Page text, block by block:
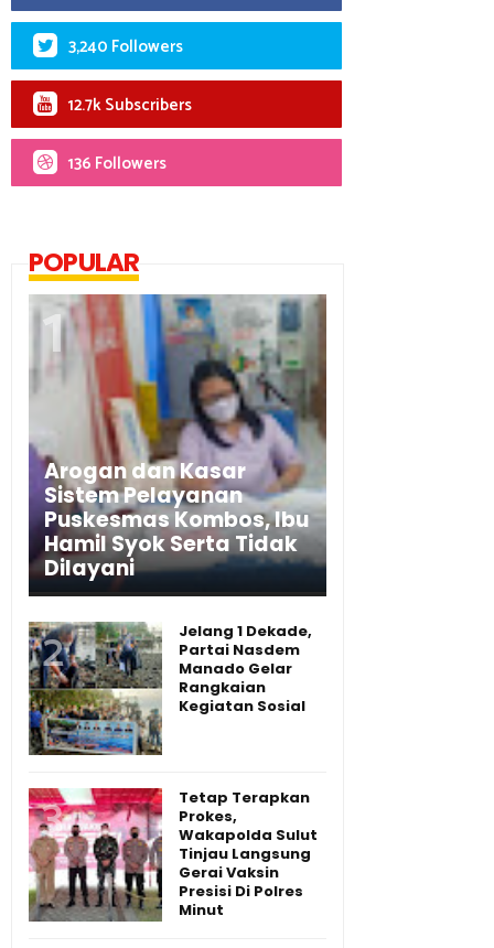
3,240 Followers
12.7k Subscribers
136 Followers
POPULAR
Arogan dan Kasar
Sistem Pelayanan
Puskesmas Kombos, Ibu
Hamil Syok Serta Tidak
Dilayani
Jelang 1 Dekade,
Partai Nasdem
Manado Gelar
Rangkaian
Kegiatan Sosial
Tetap Terapkan
Prokes,
Wakapolda Sulut
Tinjau Langsung
Gerai Vaksin
Presisi Di Polres
Minut